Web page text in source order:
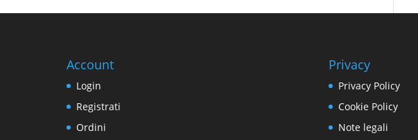
Account
Login
Registrati
Ordini
Privacy
Privacy Policy
Cookie Policy
Note legali